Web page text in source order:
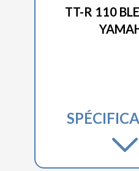
TT-R 110